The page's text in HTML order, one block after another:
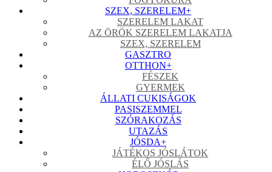
SZEX, SZERELEM+
SZERELEM LAKAT
AZ ÖRÖK SZERELEM LAKATJA
SZEX, SZERELEM
GASZTRO
OTTHON+
FÉSZEK
GYERMEK
ÁLLATI CUKISÁGOK
PASISZEMMEL
SZÓRAKOZÁS
UTAZÁS
JÓSDA+
JÁTÉKOS JÓSLÁTOK
ÉLŐ JÓSLÁS